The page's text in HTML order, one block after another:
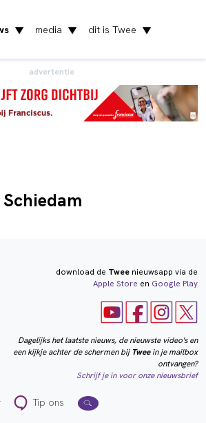
▼ media ▼ dit is Twee ▼
advertentie
download de Tweenieuwsapp via de
Apple Store en Google Play
Dagelijks het laatste nieuws, de nieuwste video's en
een kijkje achter de schermen bij Tweein je mailbox
ontvangen?
Schrijf je in voor onze nieuwsbrief
Tip ons